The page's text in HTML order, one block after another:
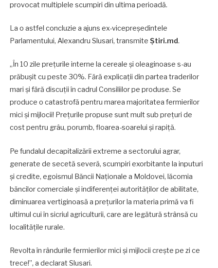
provocat multiplele scumpiri din ultima perioadă.
La o astfel concluzie a ajuns ex-vicepreședintele
Parlamentului, Alexandru Slusari, transmite Știri.md.
„În 10 zile prețurile interne la cereale și oleaginoase s-au
prăbușit cu peste 30%. Fără explicații din partea traderilor
mari și fără discuții în cadrul Consiliilor pe produse. Se
produce o catastrofă pentru marea majoritatea fermierilor
mici și mijlocii! Prețurile propuse sunt mult sub prețuri de
cost pentru grâu, porumb, floarea-soarelui și rapiță.
Pe fundalul decapitalizării extreme a sectorului agrar,
generate de secetă severă, scumpiri exorbitante la inputuri
și credite, egoismul Băncii Naționale a Moldovei, lăcomia
băncilor comerciale și indiferenței autorităților de abilitate,
diminuarea vertiginoasă a prețurilor la materia primă va fi
ultimul cui în sicriul agriculturii, care are legătură strânsă cu
localitățile rurale.
Revolta în rândurile fermierilor mici și mijlocii crește pe zi ce
trece!”, a declarat Slusari.